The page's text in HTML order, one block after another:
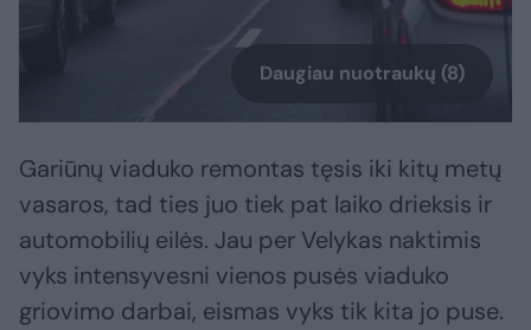
Daugiau nuotraukų (8)
Gariūnų viaduko remontas tęsis iki kitų metų
vasaros, tad ties juo tiek pat laiko drieksis ir
automobilių eilės. Jau per Velykas naktimis
vyks intensyvesni vienos pusės viaduko
griovimo darbai, eismas vyks tik kita jo puse.